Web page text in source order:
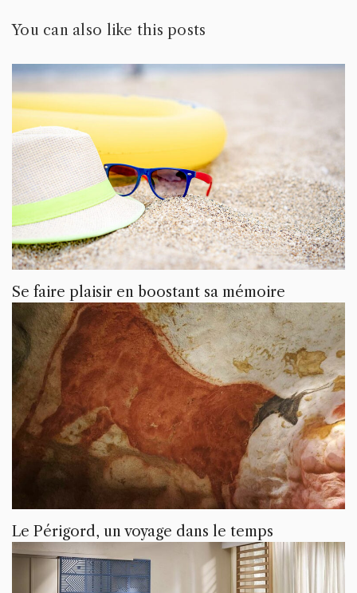
You can also like this posts
Se faire plaisir en boostant sa mémoire
Le Périgord, un voyage dans le temps